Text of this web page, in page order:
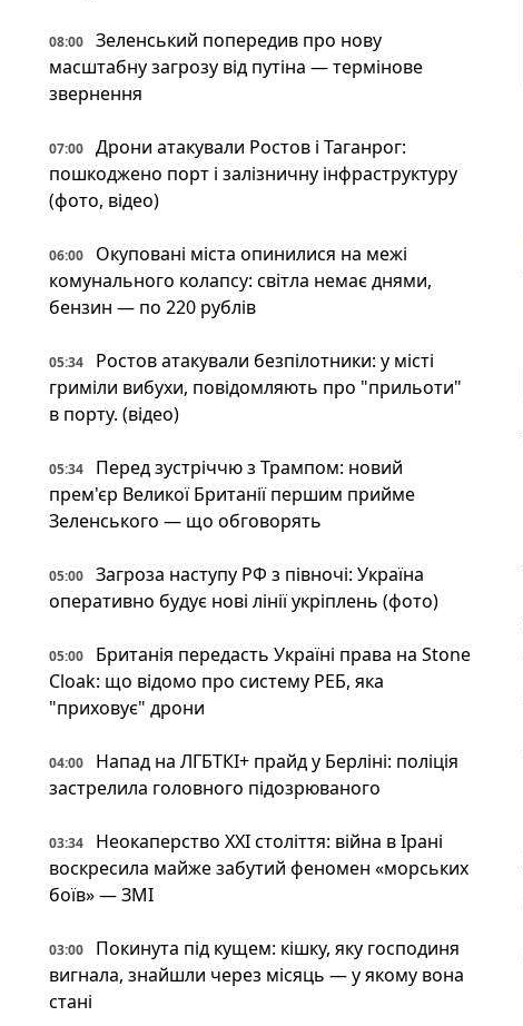
08:00
Зеленський попередив про нову
масштабну загрозу від путіна — термінове
звернення
07:00
Дрони атакували Ростов і Таганрог:
пошкоджено порт і залізничну інфраструктуру
(фото, відео)
06:00
Окуповані міста опинилися на межі
комунального колапсу: світла немає днями,
бензин — по 220 рублів
05:34
Ростов атакували безпілотники: у місті
гриміли вибухи, повідомляють про "прильоти"
в порту. (відео)
05:34
Перед зустріччю з Трампом: новий
прем'єр Великої Британії першим прийме
Зеленського — що обговорять
05:00
Загроза наступу РФ з півночі: Україна
оперативно будує нові лінії укріплень (фото)
05:00
Британія передасть Україні права на Stone
Cloak: що відомо про систему РЕБ, яка
"приховує" дрони
04:00
Напад на ЛГБТКІ+ прайд у Берліні: поліція
застрелила головного підозрюваного
03:34
Неокаперство XXI століття: війна в Ірані
воскресила майже забутий феномен «морських
боїв» — ЗМІ
03:00
Покинута під кущем: кішку, яку господиня
вигнала, знайшли через місяць — у якому вона
стані